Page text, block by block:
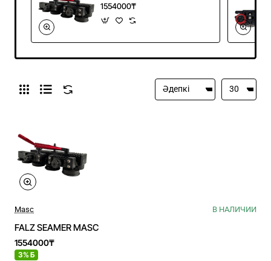
1554000₸
Masc В НАЛИЧИИ
FALZ SEAMER MASC
1554000₸
3% Б